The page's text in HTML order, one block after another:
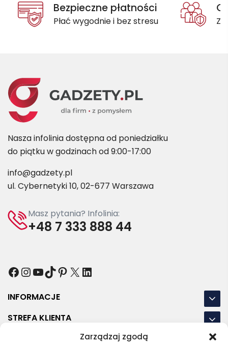
Zarządzaj zgodą
Bezpieczne płatności
Płać wygodnie i bez stresu
Nasza infolinia dostępna od poniedziałku
do piątku w godzinach od 9:00-17:00
info@gadzety.pl
ul. Cybernetyki 10, 02-677 Warszawa
Masz pytania? Infolinia:
+48 7 333 888 44
Facebook
Instagram
YouTube
TikTok
Pinterest
X LinkedIn
INFORMACJE
STREFA KLIENTA
NASZE LOKALIZACJE